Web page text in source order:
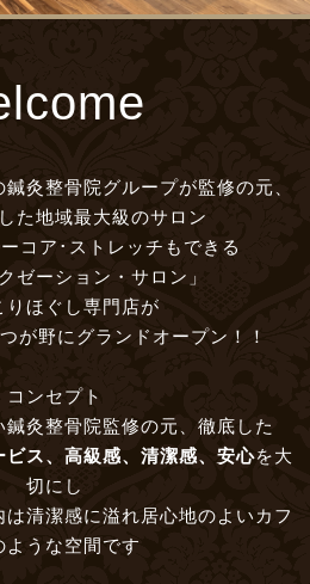
灸整骨院グループが監修の元、
た地域最大級のサロン
コア･ストレッチもできる
ゼーション・サロン」
りほぐし専門店が
が野にグランドオープン！！
コンセプト
灸整骨院監修の元、徹底した
ス、高級感、清潔感、安心を大
切にし
は清潔感に溢れ居心地のよいカフ
ような空間です